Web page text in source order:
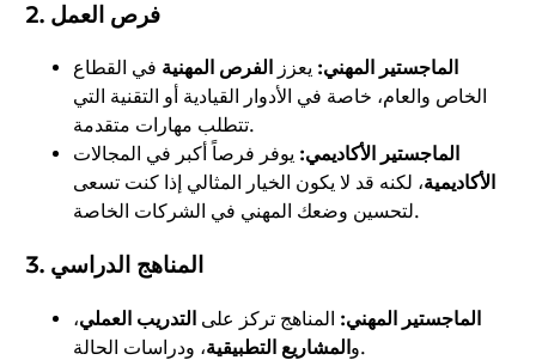
2. فرص العمل
الماجستير المهني: يعزز الفرص المهنية في القطاع
الخاص والعام، خاصة في الأدوار القيادية أو التقنية التي
تتطلب مهارات متقدمة.
الماجستير الأكاديمي: يوفر فرصاً أكبر في المجالات
الأكاديمية، لكنه قد لا يكون الخيار المثالي إذا كنت تسعى
لتحسين وضعك المهني في الشركات الخاصة.
3. المناهج الدراسي
الماجستير المهني: المناهج تركز على التدريب العملي،
والمشاريع التطبيقية ، ودراسات الحالة.